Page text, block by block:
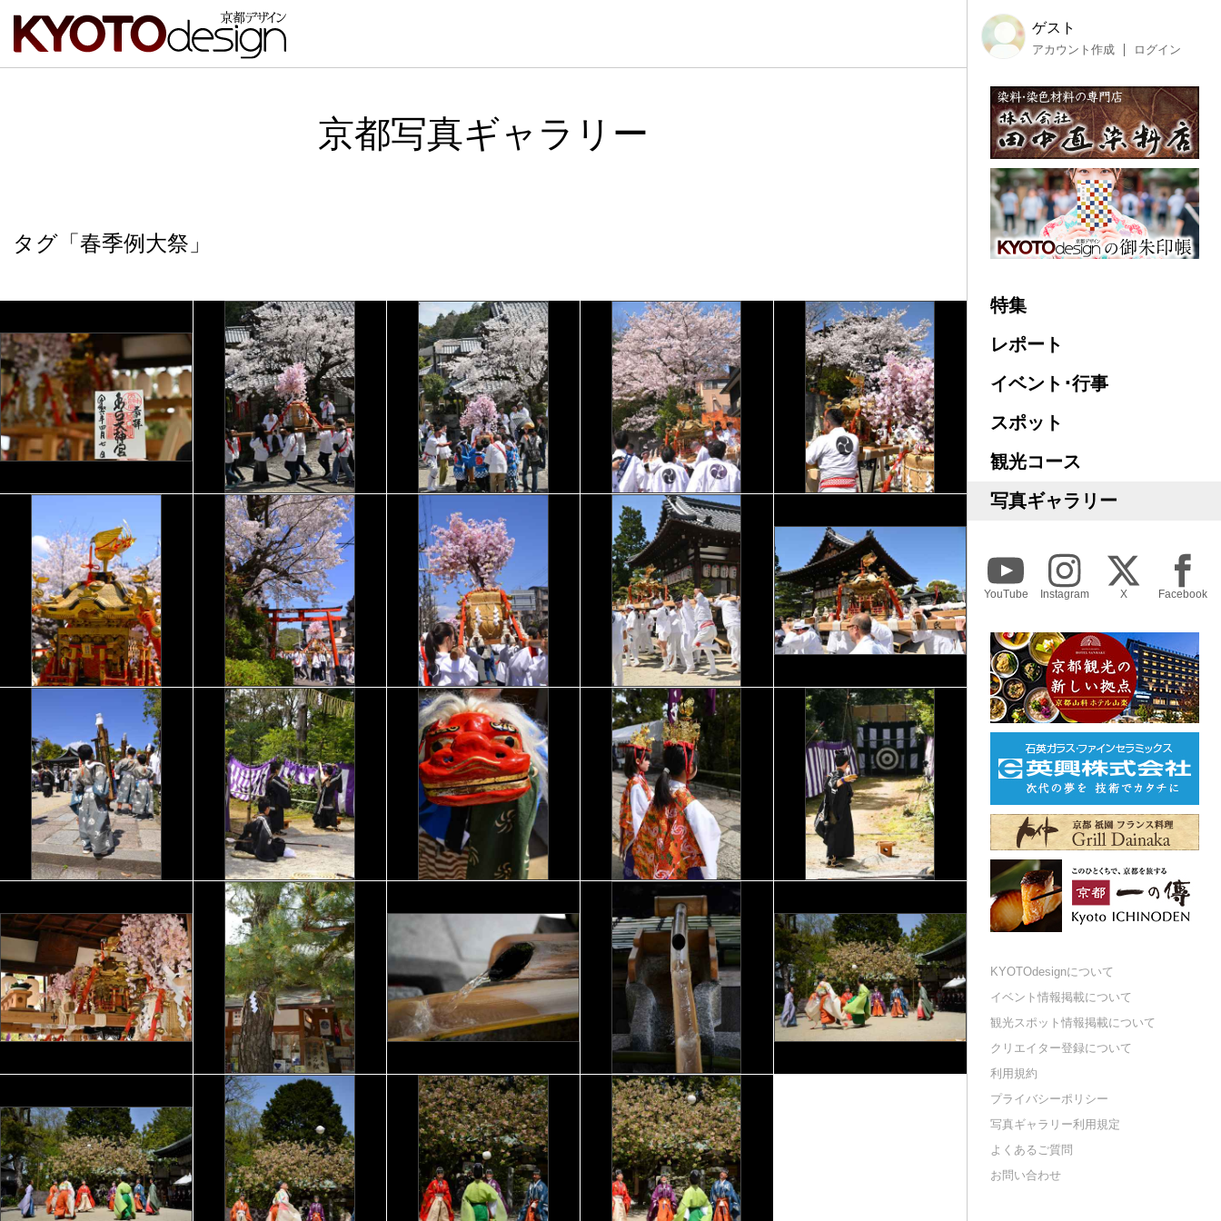
京都写真ギャラリー
タグ「春季例大祭」
ゲスト
アカウント作成 ログイン
特集
レポート
イベント･行事
スポット
観光コース
写真ギャラリー
YouTube Instagram X Facebook
KYOTOdesignについて
イベント情報掲載について
観光スポット情報掲載について
クリエイター登録について
利用規約
プライバシーポリシー
写真ギャラリー利用規定
よくあるご質問
お問い合わせ